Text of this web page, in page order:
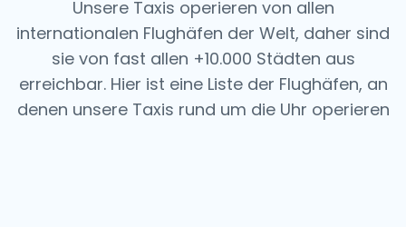
Unsere Taxis operieren von allen
internationalen Flughäfen der Welt, daher sind
sie von fast allen +10.000 Städten aus
erreichbar. Hier ist eine Liste der Flughäfen, an
denen unsere Taxis rund um die Uhr operieren